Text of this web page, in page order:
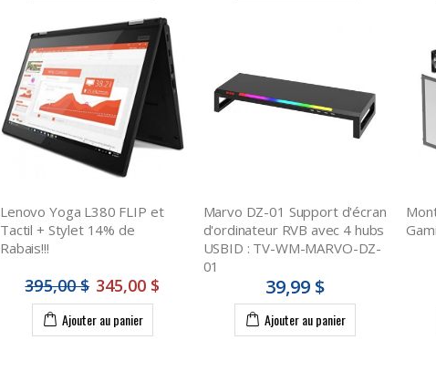
Lenovo Yoga L380 FLIP et
Tactil + Stylet 14% de
Rabais!!!
395,00 $ 345,00 $
Ajouter au panier
Marvo DZ-01 Support d'écran
d'ordinateur RVB avec 4 hubs
USBID : TV-WM-MARVO-DZ-
01
39,99 $
Ajouter au panier